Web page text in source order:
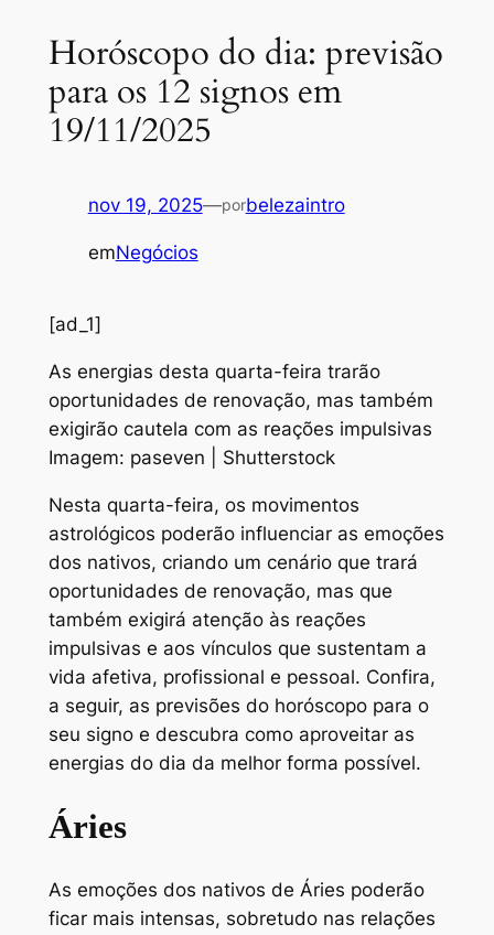
Horóscopo do dia: previsão
para os 12 signos em
19/11/2025
nov 19, 2025—porbelezaintro
emNegócios
[ad_1]
As energias desta quarta-feira trarão
oportunidades de renovação, mas também
exigirão cautela com as reações impulsivas
Imagem: paseven | Shutterstock
Nesta quarta-feira, os movimentos
astrológicos poderão influenciar as emoções
dos nativos, criando um cenário que trará
oportunidades de renovação, mas que
também exigirá atenção às reações
impulsivas e aos vínculos que sustentam a
vida afetiva, profissional e pessoal. Confira,
a seguir, as previsões do horóscopo para o
seu signo e descubra como aproveitar as
energias do dia da melhor forma possível.
Áries
As emoções dos nativos de Áries poderão
ficar mais intensas, sobretudo nas relações